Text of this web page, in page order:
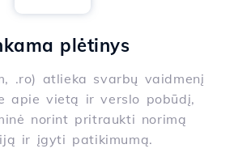
plėtinys
.ro) atlieka svarbų vaidmenį
apie vietą ir verslo pobūdį,
norint pritraukti norimą
ir įgyti patikimumą.